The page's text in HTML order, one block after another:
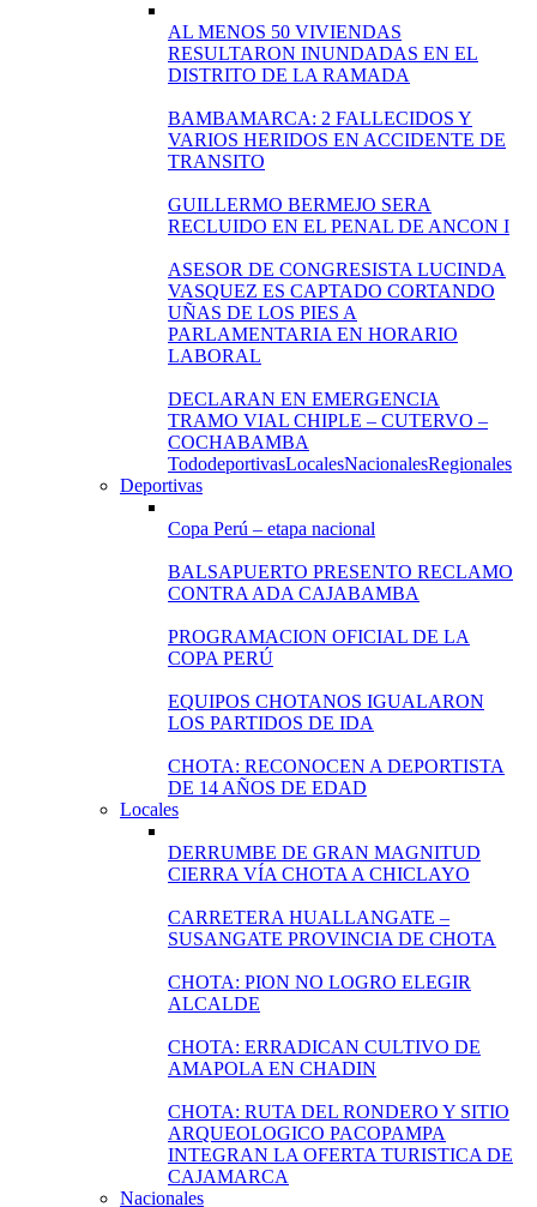
AL MENOS 50 VIVIENDAS
RESULTARON INUNDADAS EN EL
DISTRITO DE LA RAMADA
BAMBAMARCA: 2 FALLECIDOS Y
VARIOS HERIDOS EN ACCIDENTE DE
TRANSITO
GUILLERMO BERMEJO SERA
RECLUIDO EN EL PENAL DE ANCON I
ASESOR DE CONGRESISTA LUCINDA
VASQUEZ ES CAPTADO CORTANDO
UÑAS DE LOS PIES A
PARLAMENTARIA EN HORARIO
LABORAL
DECLARAN EN EMERGENCIA
TRAMO VIAL CHIPLE – CUTERVO –
COCHABAMBA
TododeportivasLocalesNacionalesRegionales
Deportivas
Copa Perú – etapa nacional
BALSAPUERTO PRESENTO RECLAMO
CONTRA ADA CAJABAMBA
PROGRAMACION OFICIAL DE LA
COPA PERÚ
EQUIPOS CHOTANOS IGUALARON
LOS PARTIDOS DE IDA
CHOTA: RECONOCEN A DEPORTISTA
DE 14 AÑOS DE EDAD
Locales
DERRUMBE DE GRAN MAGNITUD
CIERRA VÍA CHOTA A CHICLAYO
CARRETERA HUALLANGATE –
SUSANGATE PROVINCIA DE CHOTA
CHOTA: PION NO LOGRO ELEGIR
ALCALDE
CHOTA: ERRADICAN CULTIVO DE
AMAPOLA EN CHADIN
CHOTA: RUTA DEL RONDERO Y SITIO
ARQUEOLOGICO PACOPAMPA
INTEGRAN LA OFERTA TURISTICA DE
CAJAMARCA
Nacionales